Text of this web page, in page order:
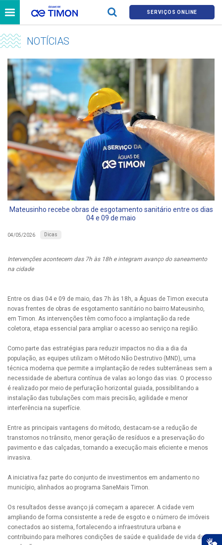
SERVIÇOS ONLINE
NOTÍCIAS
Mateusinho recebe obras de esgotamento sanitário entre os dias
04 e 09 de maio
04/05/2026 Dicas
Intervenções acontecem das 7h às 18h e integram avanço do saneamento
na cidade
Entre os dias 04 e 09 de maio, das 7h às 18h, a Águas de Timon executa
novas frentes de obras de esgotamento sanitário no bairro Mateusinho,
em Timon. As intervenções têm como foco a implantação da rede
coletora, etapa essencial para ampliar o acesso ao serviço na região.
Como parte das estratégias para reduzir impactos no dia a dia da
população, as equipes utilizam o Método Não Destrutivo (MND), uma
técnica moderna que permite a implantação de redes subterrâneas sem a
necessidade de abertura contínua de valas ao longo das vias. O processo
é realizado por meio de perfuração horizontal guiada, possibilitando a
instalação das tubulações com mais precisão, agilidade e menor
interferência na superfície.
Entre as principais vantagens do método, destacam-se a redução de
transtornos no trânsito, menor geração de resíduos e a preservação do
pavimento e das calçadas, tornando a execução mais eficiente e menos
invasiva.
A iniciativa faz parte do conjunto de investimentos em andamento no
município, alinhados ao programa SaneMais Timon.
Os resultados desse avanço já começam a aparecer. A cidade vem
ampliando de forma consistente a rede de esgoto e o número de imóveis
conectados ao sistema, fortalecendo a infraestrutura urbana e
contribuindo para melhores condições de saúde e qualidade de vida da